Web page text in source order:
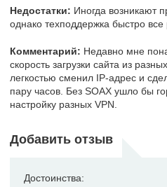
Недостатки: Иногда возникают
однако техподдержка быстро все
Комментарий: Недавно мне
скорость загрузки сайта из
легкостью сменил IP-адрес и
пару часов. Без SOAX ушло бы
настройку разных VPN.
Добавить отзыв
Достоинства: